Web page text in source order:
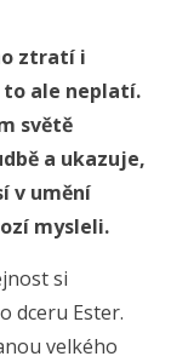
ztratí i
to ale neplatí.
světě
a ukazuje,
v umění
mysleli.
si
dceru Ester.
velkého